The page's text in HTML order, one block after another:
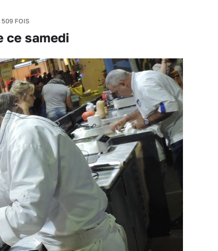
FOIS
ce samedi